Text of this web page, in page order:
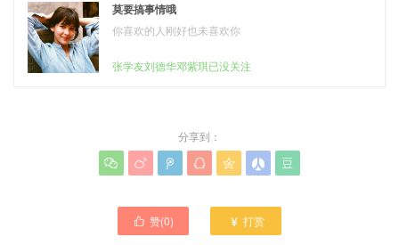
莫要搞事情哦
你喜欢的人刚好也未喜欢你
张学友刘德华邓紫琪已没关注
分享到：
      
 赞(0)  打赏